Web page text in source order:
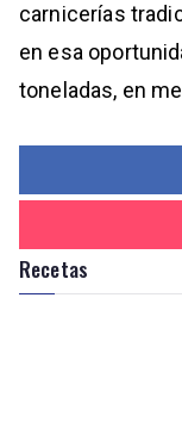
carnicerías
en esa
toneladas, en
Recetas